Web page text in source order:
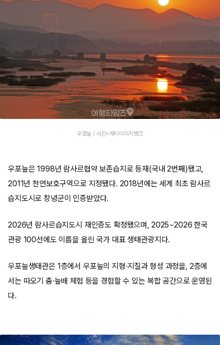
우포늪 / 사진=게티이미지뱅크
우포늪은 1998년 람사르협약 보존습지로 등재(국내 2번째)됐고,
2011년 천연보호구역으로 지정됐다. 2018년에는 세계 최초 람사르
습지도시로 창녕군이 인증받았다.
2026년 람사르습지도시 재인증도 확정됐으며, 2025~2026 한국
관광 100선에도 이름을 올린 국가 대표 생태관광지다.
우포늪생태관은 1층에서 우포늪의 지형·지질과 형성 과정을, 2층에
서는 따오기 춤·늪배 체험 등을 경험할 수 있는 복합 공간으로 운영된
다.